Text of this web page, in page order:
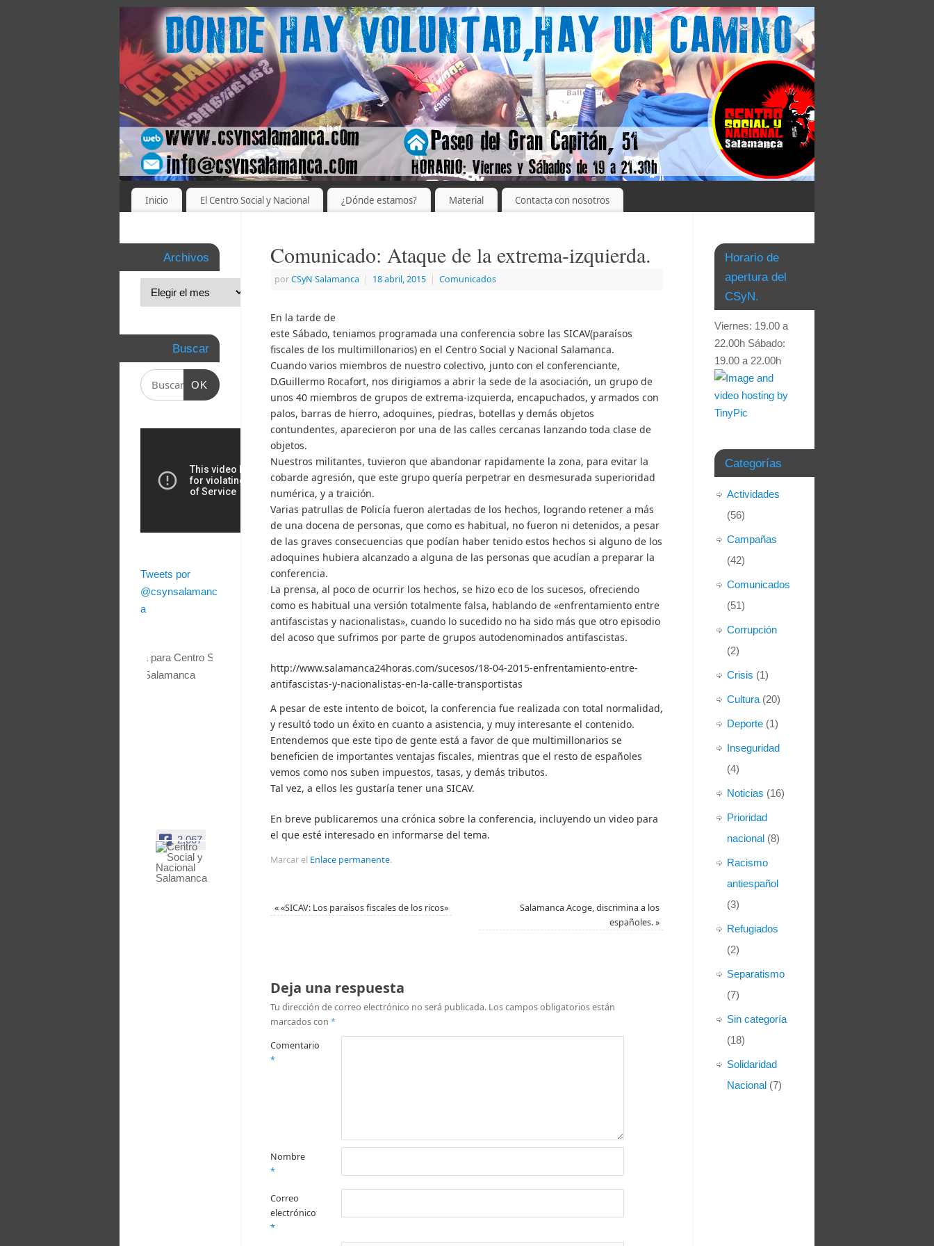
Inicio El Centro Social y Nacional ¿Dónde estamos? Material Contacta con nosotros
Comunicado: Ataque de la extrema-izquierda.
porCSyN Salamanca | 18 abril, 2015 | Comunicados
En la tarde de
este Sábado, teniamos programada una conferencia sobre las SICAV(paraísos
fiscales de los multimillonarios) en el Centro Social y Nacional Salamanca.
Cuando varios miembros de nuestro colectivo, junto con el conferenciante,
D.Guillermo Rocafort, nos dirigiamos a abrir la sede de la asociación, un grupo de
unos 40 miembros de grupos de extrema-izquierda, encapuchados, y armados con
palos, barras de hierro, adoquines, piedras, botellas y demás objetos
contundentes, aparecieron por una de las calles cercanas lanzando toda clase de
objetos.
Nuestros militantes, tuvieron que abandonar rapidamente la zona, para evitar la
cobarde agresión, que este grupo quería perpetrar en desmesurada superioridad
numérica, y a traición.
Varias patrullas de Policía fueron alertadas de los hechos, logrando retener a más
de una docena de personas, que como es habitual, no fueron ni detenidos, a pesar
de las graves consecuencias que podían haber tenido estos hechos si alguno de los
adoquines hubiera alcanzado a alguna de las personas que acudían a preparar la
conferencia.
La prensa, al poco de ocurrir los hechos, se hizo eco de los sucesos, ofreciendo
como es habitual una versión totalmente falsa, hablando de «enfrentamiento entre
antifascistas y nacionalistas», cuando lo sucedido no ha sido más que otro episodio
del acoso que sufrimos por parte de grupos autodenominados antifascistas.
http://www.salamanca24horas.com/sucesos/18-04-2015-enfrentamiento-entre-
antifascistas-y-nacionalistas-en-la-calle-transportistas
A pesar de este intento de boicot, la conferencia fue realizada con total normalidad,
y resultó todo un éxito en cuanto a asistencia, y muy interesante el contenido.
Entendemos que este tipo de gente está a favor de que multimillonarios se
beneficien de importantes ventajas fiscales, mientras que el resto de españoles
vemos como nos suben impuestos, tasas, y demás tributos.
Tal vez, a ellos les gustaría tener una SICAV.
En breve publicaremos una crónica sobre la conferencia, incluyendo un video para
el que esté interesado en informarse del tema.
Marcar el Enlace permanente.
««SICAV: Los paraísos fiscales de los ricos»
Salamanca Acoge, discrimina a los
españoles.»
Deja una respuesta
Tu dirección de correo electrónico no será publicada. Los campos obligatorios están
marcados con *
Comentario
*
Nombre
*
Correo
electrónico
*
Archivos
Buscar
OK
Tweets por
@csynsalamanc
a
2,067
Salamanca
y Nacional
Salamanca".
Horario de
apertura del
CSyN.
Viernes: 19.00 a
22.00h Sábado:
19.00 a 22.00h
Categorías
Actividades
(56)
Campañas
(42)
Comunicados
(51)
Corrupción
(2)
Crisis (1)
Cultura (20)
Deporte (1)
Inseguridad
(4)
Noticias (16)
Prioridad
nacional (8)
Racismo
antiespañol
(3)
Refugiados
(2)
Separatismo
(7)
Sin categoría
(18)
Solidaridad
Nacional (7)